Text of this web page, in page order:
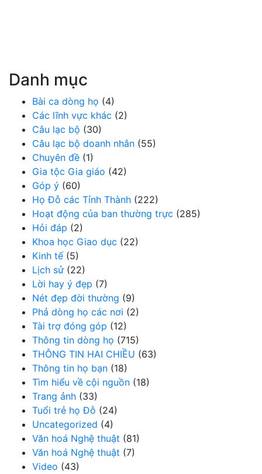
Danh mục
Bài ca dòng họ (4)
Các lĩnh vực khác (2)
Câu lạc bộ (30)
Câu lạc bộ doanh nhân (55)
Chuyên đề (1)
Gia tộc Gia giáo (42)
Góp ý (60)
Họ Đỗ các Tỉnh Thành (222)
Hoạt động của ban thường trực (285)
Hỏi đáp (2)
Khoa học Giao dục (22)
Kinh tế(5)
Lịch sử(22)
Lời hay ý đẹp (7)
Nét đẹp đời thường (9)
Phả dòng họ các nơi (2)
Tài trợ đóng góp (12)
Thông tin dòng họ (715)
THÔNG TIN HAI CHIỀU (63)
Thông tin họ bạn (18)
Tìm hiểu về cội nguồn (18)
Trang ảnh (33)
Tuổi trẻ họ Đỗ (24)
Uncategorized (4)
Văn hoá Nghệ thuật (81)
Văn hoá Nghệ thuật (7)
Video (43)